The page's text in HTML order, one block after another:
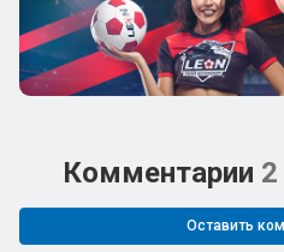
Комментарии 2
Оставить